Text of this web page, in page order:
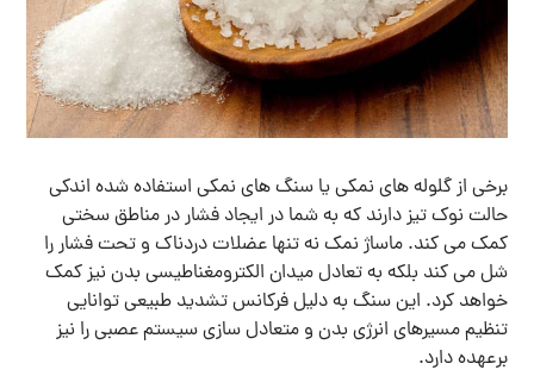
برخی از گلوله‌ های نمکی یا سنگ‌ های نمکی استفاده‌ شده اندکی
حالت نوک تیز دارند که به شما در ایجاد فشار در مناطق سختی
کمک می ‌کند. ماساژ نمک نه ‌تنها عضلات دردناک و تحت ‌فشار را
شل می ‌کند بلکه به تعادل میدان الکترومغناطیسی بدن نیز کمک
خواهد کرد. این سنگ به دلیل فرکانس تشدید طبیعی توانایی
تنظیم مسیرهای انرژی بدن و متعادل ‌سازی سیستم عصبی را نیز
برعهده دارد.